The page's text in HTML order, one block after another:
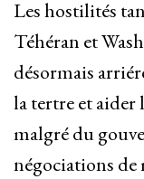
Les hostilités
Téhéran et
désormais
la tertre et
malgré du
négociations